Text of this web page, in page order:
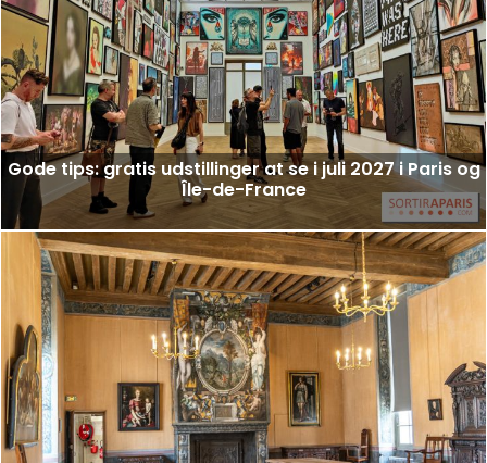
Gode tips: gratis udstillinger at se i juli 2027 i Paris og
Île-de-France